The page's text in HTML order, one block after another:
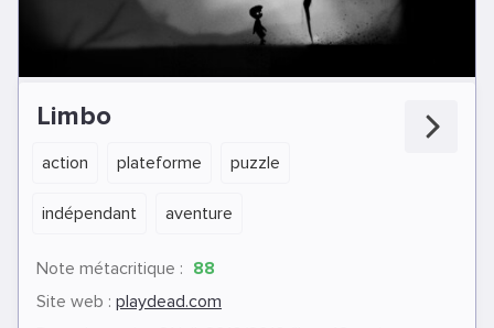
Limbo
action plateforme puzzle
indépendant aventure
Note métacritique : 88
Site web : playdead.com